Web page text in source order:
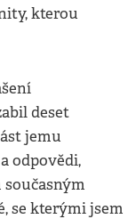
kterou
deset
jemu
odpovědi,
současným
se kterými jsem